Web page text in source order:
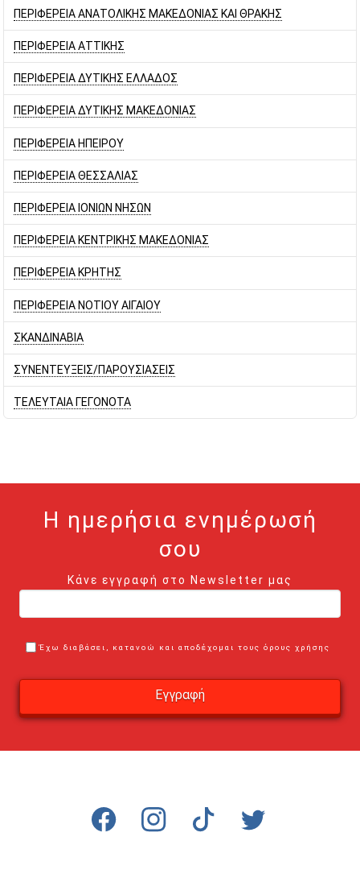
ΠΕΡΙΦΕΡΕΙΑ ΑΝΑΤΟΛΙΚΗΣ ΜΑΚΕΔΟΝΙΑΣ ΚΑΙ ΘΡΑΚΗΣ
ΠΕΡΙΦΕΡΕΙΑ ΑΤΤΙΚΗΣ
ΠΕΡΙΦΕΡΕΙΑ ΔΥΤΙΚΗΣ ΕΛΛΑΔΟΣ
ΠΕΡΙΦΕΡΕΙΑ ΔΥΤΙΚΗΣ ΜΑΚΕΔΟΝΙΑΣ
ΠΕΡΙΦΕΡΕΙΑ ΗΠΕΙΡΟΥ
ΠΕΡΙΦΕΡΕΙΑ ΘΕΣΣΑΛΙΑΣ
ΠΕΡΙΦΕΡΕΙΑ ΙΟΝΙΩΝ ΝΗΣΩΝ
ΠΕΡΙΦΕΡΕΙΑ ΚΕΝΤΡΙΚΗΣ ΜΑΚΕΔΟΝΙΑΣ
ΠΕΡΙΦΕΡΕΙΑ ΚΡΗΤΗΣ
ΠΕΡΙΦΕΡΕΙΑ ΝΟΤΙΟΥ ΑΙΓΑΙΟΥ
ΣΚΑΝΔΙΝΑΒΙΑ
ΣΥΝΕΝΤΕΥΞΕΙΣ/ΠΑΡΟΥΣΙΑΣΕΙΣ
ΤΕΛΕΥΤΑΙΑ ΓΕΓΟΝΟΤΑ
Η ημερήσια ενημέρωσή
σου
Κάνε εγγραφή στο Newsletter μας
Έχω διαβάσει, κατανοώ και αποδέχομαι τους όρους χρήσης